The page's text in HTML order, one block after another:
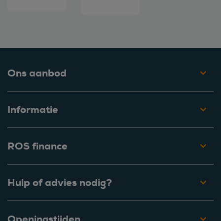
Ons aanbod
Informatie
ROS finance
Hulp of advies nodig?